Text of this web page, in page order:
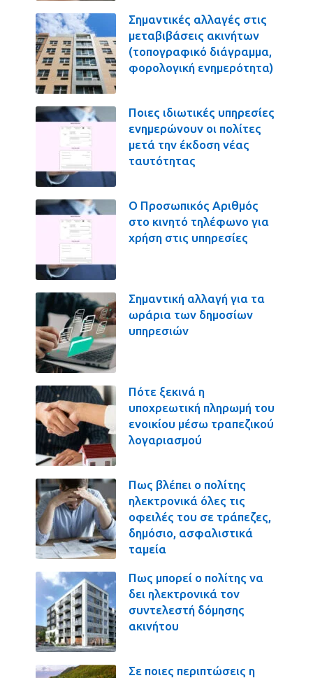
Σημαντικές αλλαγές στις
μεταβιβάσεις ακινήτων
(τοπογραφικό διάγραμμα,
φορολογική ενημερότητα)
Ποιες ιδιωτικές υπηρεσίες
ενημερώνουν οι πολίτες
μετά την έκδοση νέας
ταυτότητας
Ο Προσωπικός Αριθμός
στο κινητό τηλέφωνο για
χρήση στις υπηρεσίες
Σημαντική αλλαγή για τα
ωράρια των δημοσίων
υπηρεσιών
Πότε ξεκινά η
υποχρεωτική πληρωμή του
ενοικίου μέσω τραπεζικού
λογαριασμού
Πως βλέπει ο πολίτης
ηλεκτρονικά όλες τις
οφειλές του σε τράπεζες,
δημόσιο, ασφαλιστικά
ταμεία
Πως μπορεί ο πολίτης να
δει ηλεκτρονικά τον
συντελεστή δόμησης
ακινήτου
Σε ποιες περιπτώσεις η